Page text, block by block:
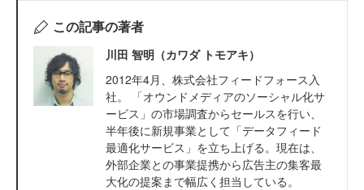
この記事の著者
川田 智明（カワダ トモアキ）
2012年4月、株式会社フィードフォース入
社。 「オウンドメディアのソーシャル化サ
ービス」の市場調査からセールスを行い、
半年後に新規事業として「データフィード
最適化サービス」を立ち上げる。現在は、
外部企業との事業提携から広告主の集客最
大化の提案まで幅広く担当している。